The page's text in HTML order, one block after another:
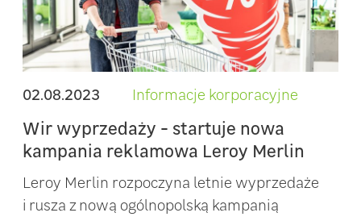
02.08.2023 Informacje korporacyjne
Wir wyprzedaży - startuje nowa
kampania reklamowa Leroy Merlin
Leroy Merlin rozpoczyna letnie wyprzedaże
i rusza z nową ogólnopolską kampanią